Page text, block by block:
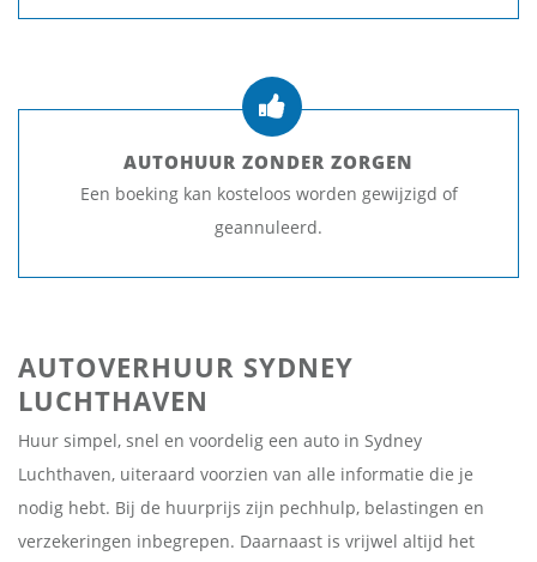
AUTOHUUR ZONDER ZORGEN
Een boeking kan kosteloos worden gewijzigd of
geannuleerd.
AUTOVERHUUR SYDNEY
LUCHTHAVEN
Huur simpel, snel en voordelig een auto in Sydney
Luchthaven, uiteraard voorzien van alle informatie die je
nodig hebt. Bij de huurprijs zijn pechhulp, belastingen en
verzekeringen inbegrepen. Daarnaast is vrijwel altijd het